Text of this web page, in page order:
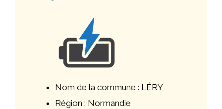
Nom de la commune : LÉRY
Région : Normandie